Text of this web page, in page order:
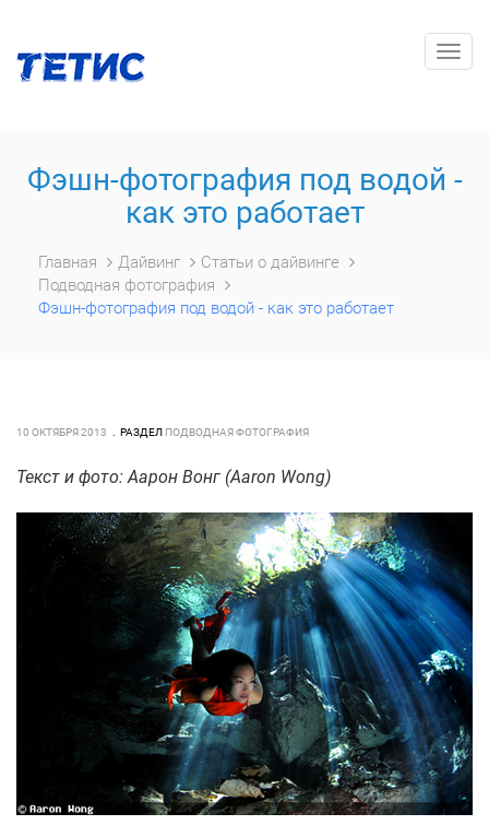
Фэшн-фотография под водой -
как это работает
Главная Дайвинг
Статьи о дайвинге
Подводная фотография
Фэшн-фотография под водой - как это работает
10 ОКТЯБРЯ 2013 РАЗДЕЛ ПОДВОДНАЯ ФОТОГРАФИЯ
Текст и фото: Аарон Вонг (Aaron Wong)